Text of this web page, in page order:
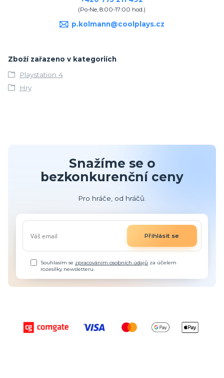
(Po-Ne, 8:00-17:00 hod.)
p.kolmann@coolplays.cz
Zboží zařazeno v kategoriích
Playstation 4
Hry
Snažíme se o
bezkonkurenční ceny
Pro hráče, od hráčů.
Přihlásit se
Souhlasím se zpracováním osobních údajů za účelem
rozesílky newsletteru.